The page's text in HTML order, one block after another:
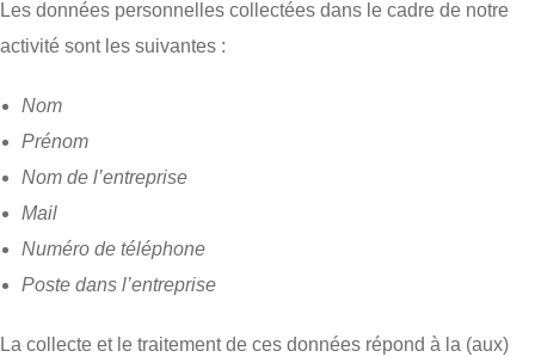
Les données personnelles collectées dans le cadre de notre
activité sont les suivantes :
Nom
Prénom
Nom de l’entreprise
Mail
Numéro de téléphone
Poste dans l’entreprise
La collecte et le traitement de ces données répond à la (aux)